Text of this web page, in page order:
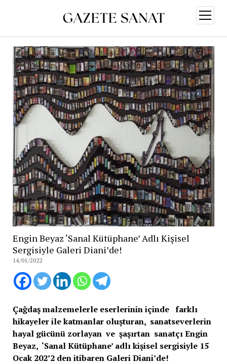
aç
Engin Beyaz ‘Sanal Kütüphane’ Adlı Kişisel
Sergisiyle Galeri Diani’de!
14/01/2022
Çağdaş malzemelerle eserlerinin içinde farklı
hikayeler ile katmanlar oluşturan, sanatseverlerin
hayal gücünü zorlayan ve şaşırtan sanatçı Engin
Beyaz, ‘Sanal Kütüphane’ adlı kişisel sergisiyle 15
Ocak 202’2 den itibaren Galeri Diani’de!